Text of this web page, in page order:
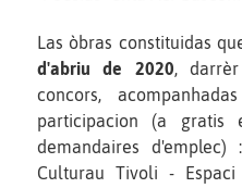
Las òbras constituidas
d'abriu de 2020,
concors,
participacion (a gratis
demandaires d'emplec)
Culturau Tivoli -